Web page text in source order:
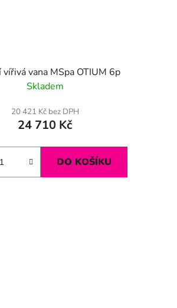
vana MSpa OTIUM 6p
Skladem
20 421 Kč bez DPH
24 710 Kč
DO KOŠÍKU